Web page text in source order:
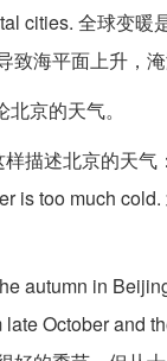
cities. 全球变暖
致海平面上升，淹
京的天气。
描述北京的天
is too much
autumn in
October and